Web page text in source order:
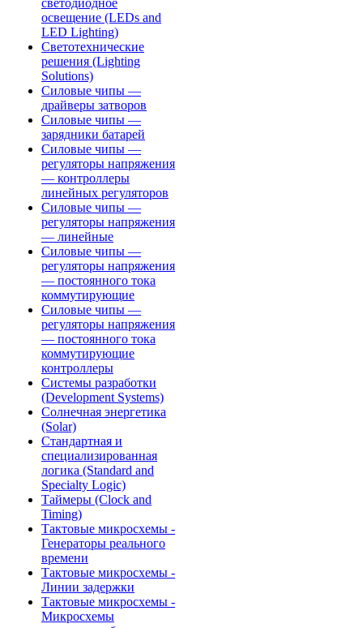
светодиодное
освещение (LEDs and
LED Lighting)
Светотехнические
решения (Lighting
Solutions)
Силовые чипы —
драйверы затворов
Силовые чипы —
зарядники батарей
Силовые чипы —
регуляторы напряжения
— контроллеры
линейных регуляторов
Силовые чипы —
регуляторы напряжения
— линейные
Силовые чипы —
регуляторы напряжения
— постоянного тока
коммутирующие
Силовые чипы —
регуляторы напряжения
— постоянного тока
коммутирующие
контроллеры
Системы разработки
(Development Systems)
Солнечная энергетика
(Solar)
Стандартная и
специализированная
логика (Standard and
Specialty Logic)
Таймеры (Clock and
Timing)
Тактовые микросхемы -
Генераторы реального
времени
Тактовые микросхемы -
Линии задержки
Тактовые микросхемы -
Микросхемы